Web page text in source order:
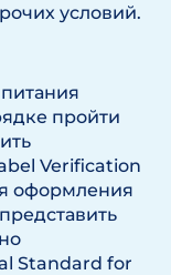
условий.
пройти
Verification
оформления
Standard for